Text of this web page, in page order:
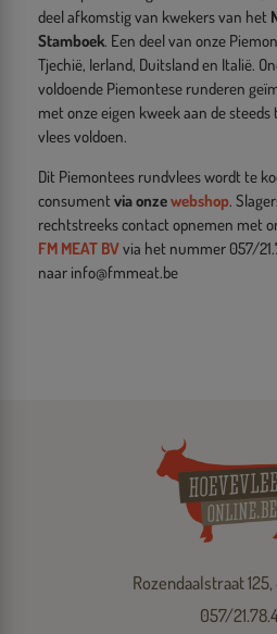
deel afkomstig van kwekers van het
Stamboek. Een deel van onze
Tjechië, Ierland, Duitsland en Italië.
voldoende Piemontese runderen
met onze eigen kweek aan de
vlees voldoen.
Dit Piemontees rundvlees wordt te
consumentvia onzewebshop.
rechtstreeks contact opnemen met
FM MEAT BVvia het nummer 057/
naar info@fmmeat.be
Rozendaalstraat
057/